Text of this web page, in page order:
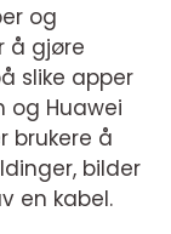
og
å gjøre
slike apper
og Huawei
brukere å
bilder
en kabel.